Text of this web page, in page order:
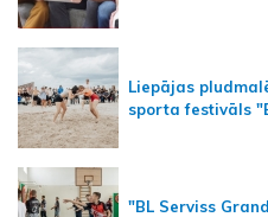
Liepājas
sporta festivāls
"BL Serviss